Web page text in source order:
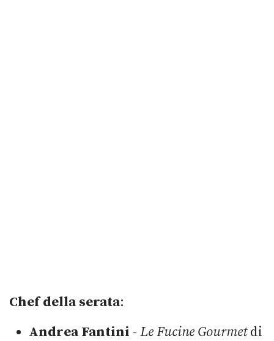
Chef della serata:
Andrea Fantini - Le Fucine Gourmetdi